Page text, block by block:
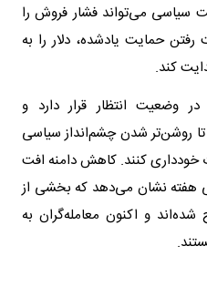
سیاسی می‌تواند فشار فروش را
حمایت یادشده، دلار را به
در وضعیت انتظار قرار دارد و
روشن‌تر شدن چشم‌انداز سیاسی
خودداری کنند. کاهش دامنه افت
هفته نشان می‌دهد که بخشی از
شده‌اند و اکنون معامله‌گران به